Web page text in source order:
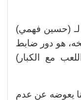
(حسين فهمي)
هو دور ضابط
مع الكبار)
يعوضه عن عدم